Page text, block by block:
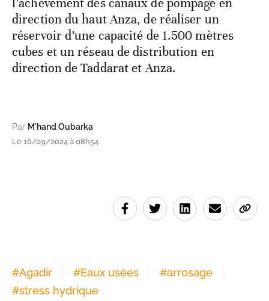
l’achèvement des canaux de pompage en
direction du haut Anza, de réaliser un
réservoir d’une capacité de 1.500 mètres
cubes et un réseau de distribution en
direction de Taddarat et Anza.
Par M'hand Oubarka
Le 16/09/2024 à 08h54
#Agadir #Eaux usées #arrosage
#stress hydrique